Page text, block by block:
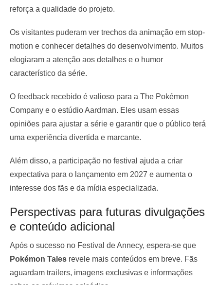
reforça a qualidade do projeto.
Os visitantes puderam ver trechos da animação em stop-
motion e conhecer detalhes do desenvolvimento. Muitos
elogiaram a atenção aos detalhes e o humor
característico da série.
O feedback recebido é valioso para a The Pokémon
Company e o estúdio Aardman. Eles usam essas
opiniões para ajustar a série e garantir que o público terá
uma experiência divertida e marcante.
Além disso, a participação no festival ajuda a criar
expectativa para o lançamento em 2027 e aumenta o
interesse dos fãs e da mídia especializada.
Perspectivas para futuras divulgações
e conteúdo adicional
Após o sucesso no Festival de Annecy, espera-se que
Pokémon Tales revele mais conteúdos em breve. Fãs
aguardam trailers, imagens exclusivas e informações